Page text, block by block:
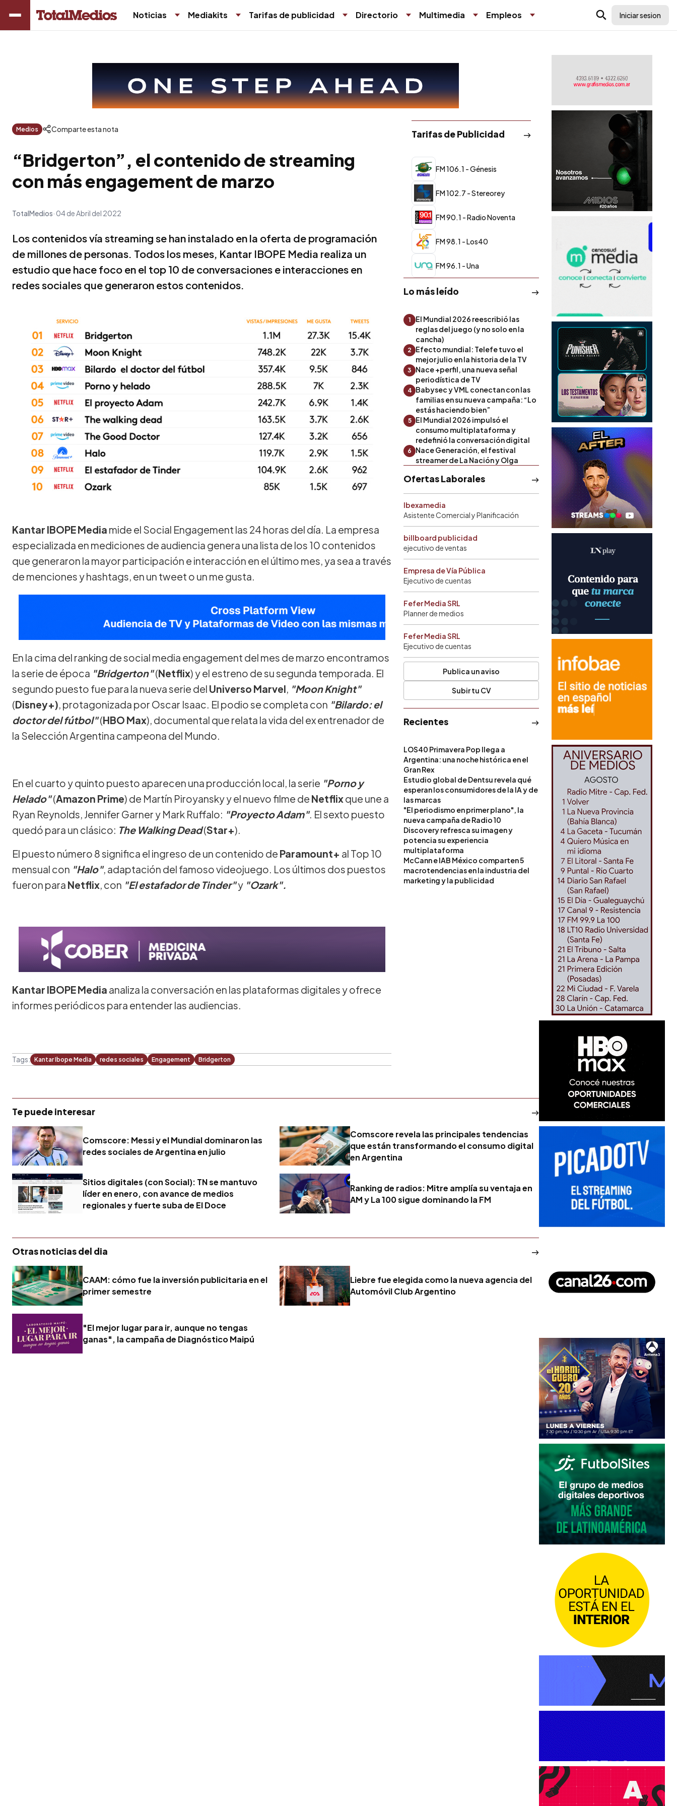
Noticias Mediakits Tarifas de publicidad Directorio Multimedia Empleos Iniciar sesion
Medios Comparte esta nota
“Bridgerton”, el contenido de streaming
con más engagement de marzo
TotalMedios 04 de Abril del 2022
Los contenidos vía streaming se han instalado en la oferta de programación
de millones de personas. Todos los meses, Kantar IBOPE Media realiza un
estudio que hace foco en el top 10 de conversaciones e interacciones en
redes sociales que generaron estos contenidos.
Kantar IBOPE Media mide el Social Engagement las 24 horas del día. La empresa
especializada en mediciones de audiencia genera una lista de los 10 contenidos
que generaron la mayor participación e interacción en el último mes, ya sea a través
de menciones y hashtags, en un tweet o un me gusta.
En la cima del ranking de social media engagement del mes de marzo encontramos
la serie de época "Bridgerton"(Netflix) y el estreno de su segunda temporada. El
segundo puesto fue para la nueva serie del Universo Marvel, "Moon Knight"
(Disney+), protagonizada por Oscar Isaac. El podio se completa con "Bilardo: el
doctor del fútbol"(HBO Max), documental que relata la vida del ex entrenador de
la Selección Argentina campeona del Mundo.
En el cuarto y quinto puesto aparecen una producción local, la serie "Porno y
Helado"(Amazon Prime) de Martín Piroyansky y el nuevo filme de Netflixque une a
Ryan Reynolds, Jennifer Garner y Mark Ruffalo: "Proyecto Adam". El sexto puesto
quedó para un clásico: The Walking Dead(Star+).
El puesto número 8 significa el ingreso de un contenido de Paramount+ al Top 10
mensual con "Halo", adaptación del famoso videojuego. Los últimos dos puestos
fueron para Netflix, con "El estafador de Tinder"y "Ozark".
Kantar IBOPE Media analiza la conversación en las plataformas digitales y ofrece
informes periódicos para entender las audiencias.
Tags: Kantar Ibope Media redes sociales Engagement Bridgerton
Tarifas de Publicidad
FM 106.1 - Génesis
FM 102.7 - Stereorey
FM 90.1 - Radio Noventa
FM 98.1 - Los40
FM 96.1 - Una
Lo más leído
1
El Mundial 2026 reescribió las
reglas del juego (y no solo en la
cancha)
2
Efecto mundial: Telefe tuvo el
mejor julio en la historia de la TV
3
Nace +perfil, una nueva señal
periodística de TV
4 Babysec y VML conectan con las
familias en su nueva campaña: “Lo
estás haciendo bien”
5
El Mundial 2026 impulsó el
consumo multiplataforma y
redefinió la conversación digital
6
Nace Generación, el festival
streamer de La Nación y Olga
Ofertas Laborales
Ibexamedia
Asistente Comercial y Planificación
billboard publicidad
ejecutivo de ventas
Empresa de Vía Pública
Ejecutivo de cuentas
Fefer Media SRL
Planner de medios
Fefer Media SRL
Ejecutivo de cuentas
Publica un aviso
Subir tu CV
Recientes
LOS40 Primavera Pop llega a
Argentina: una noche histórica en el
Gran Rex
Estudio global de Dentsu revela qué
esperan los consumidores de la IA y de
las marcas
"El periodismo en primer plano", la
nueva campaña de Radio 10
Discovery refresca su imagen y
potencia su experiencia
multiplataforma
McCann e IAB México comparten 5
macrotendencias en la industria del
marketing y la publicidad
Te puede interesar
Comscore: Messi y el Mundial dominaron las
redes sociales de Argentina en julio
Comscore revela las principales tendencias
que están transformando el consumo digital
en Argentina
Sitios digitales (con Social): TN se mantuvo
líder en enero, con avance de medios
regionales y fuerte suba de El Doce
Ranking de radios: Mitre amplía su ventaja en
AM y La 100 sigue dominando la FM
Otras noticias del dia
CAAM: cómo fue la inversión publicitaria en el
primer semestre
Liebre fue elegida como la nueva agencia del
Automóvil Club Argentino
"El mejor lugar para ir, aunque no tengas
ganas", la campaña de Diagnóstico Maipú